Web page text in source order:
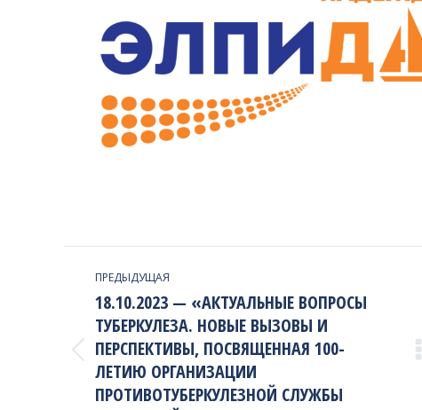
PROJECT
NAVIGATION
ПРЕДЫДУЩАЯ
Previous
project:
18.10.2023 — «АКТУАЛЬНЫЕ ВОПРОСЫ
ТУБЕРКУЛЕЗА. НОВЫЕ ВЫЗОВЫ И
ПЕРСПЕКТИВЫ, ПОСВЯЩЕННАЯ 100-
ЛЕТИЮ ОРГАНИЗАЦИИ
ПРОТИВОТУБЕРКУЛЕЗНОЙ СЛУЖБЫ